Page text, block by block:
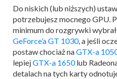
Do niskich (lub niższych)
potrzebujesz mocnego GPU.
minimum do rozgrywki
GeForce’a GT 1030, a jeśli
postaw chociaż naGTX-a
lepiejGTX-a 1650lub
detalach na tych karty